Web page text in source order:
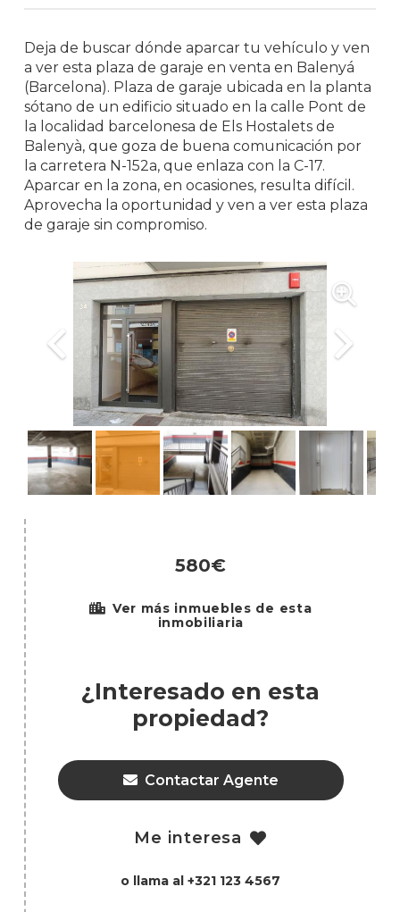
Deja de buscar dónde aparcar tu vehículo y ven
a ver esta plaza de garaje en venta en Balenyá
(Barcelona). Plaza de garaje ubicada en la planta
sótano de un edificio situado en la calle Pont de
la localidad barcelonesa de Els Hostalets de
Balenyà, que goza de buena comunicación por
la carretera N-152a, que enlaza con la C-17.
Aparcar en la zona, en ocasiones, resulta difícil.
Aprovecha la oportunidad y ven a ver esta plaza
de garaje sin compromiso.
580€
Ver más inmuebles de esta
inmobiliaria
¿Interesado en esta
propiedad?
Contactar Agente
Me interesa
o llama al +321 123 4567